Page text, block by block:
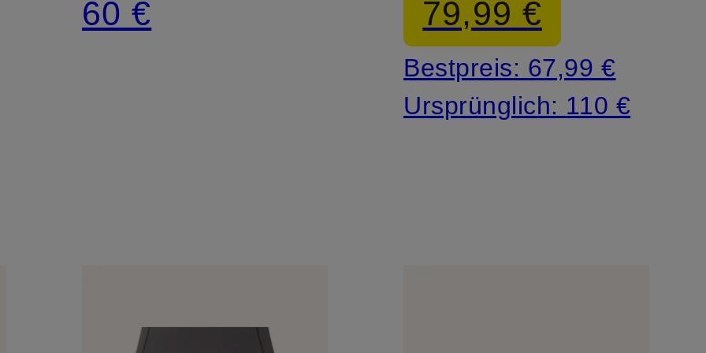
60 € 79,99 €
Bestpreis: 67,99 €
Ursprünglich: 110 €